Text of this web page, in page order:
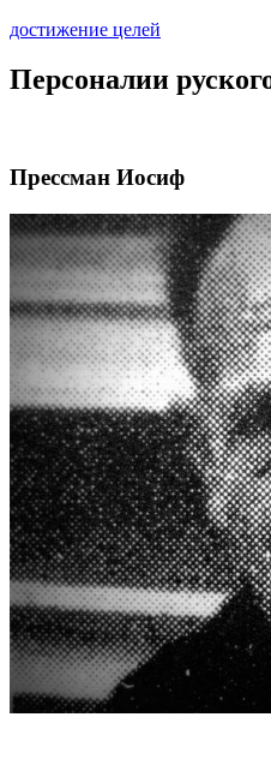
достижение целей
Персоналии
Прессман Иосиф